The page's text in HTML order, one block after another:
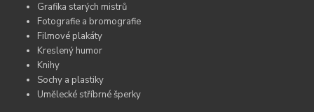
Grafika starých mistrů
Fotografie a bromografie
Filmové plakáty
Kreslený humor
Knihy
Sochy a plastiky
Umělecké stříbrné šperky